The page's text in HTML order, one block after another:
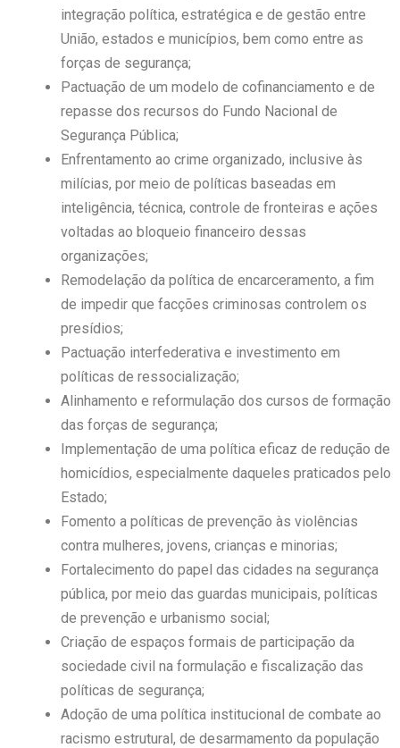
integração política, estratégica e de gestão entre
União, estados e municípios, bem como entre as
forças de segurança;
Pactuação de um modelo de cofinanciamento e de
repasse dos recursos do Fundo Nacional de
Segurança Pública;
Enfrentamento ao crime organizado, inclusive às
milícias, por meio de políticas baseadas em
inteligência, técnica, controle de fronteiras e ações
voltadas ao bloqueio financeiro dessas
organizações;
Remodelação da política de encarceramento, a fim
de impedir que facções criminosas controlem os
presídios;
Pactuação interfederativa e investimento em
políticas de ressocialização;
Alinhamento e reformulação dos cursos de formação
das forças de segurança;
Implementação de uma política eficaz de redução de
homicídios, especialmente daqueles praticados pelo
Estado;
Fomento a políticas de prevenção às violências
contra mulheres, jovens, crianças e minorias;
Fortalecimento do papel das cidades na segurança
pública, por meio das guardas municipais, políticas
de prevenção e urbanismo social;
Criação de espaços formais de participação da
sociedade civil na formulação e fiscalização das
políticas de segurança;
Adoção de uma política institucional de combate ao
racismo estrutural, de desarmamento da população